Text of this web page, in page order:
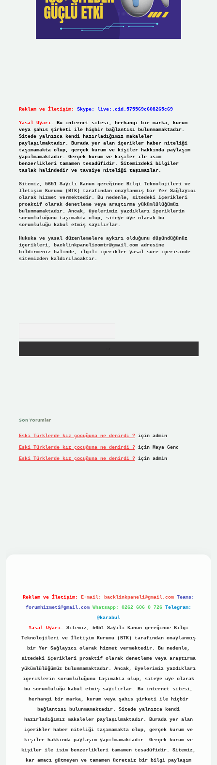
Reklam ve İletişim: Skype: live:.cid.575569c608265c69
Yasal Uyarı:
Bu internet sitesi, herhangi bir marka, kurum
veya şahıs şirketi ile hiçbir bağlantısı bulunmamaktadır.
Sitede yalnızca kendi hazırladığımız makaleler
paylaşılmaktadır. Burada yer alan içerikler haber niteliği
taşımamakta olup, gerçek kurum ve kişiler hakkında paylaşım
yapılmamaktadır. Gerçek kurum ve kişiler ile isim
benzerlikleri tamamen tesadüfidir. Sitemizdeki bilgiler
taslak halindedir ve tavsiye niteliği taşımazlar.
Sitemiz, 5651 Sayılı Kanun gereğince Bilgi Teknolojileri ve
İletişim Kurumu (BTK) tarafından onaylanmış bir Yer Sağlayıcı
olarak hizmet vermektedir. Bu nedenle, sitedeki içerikleri
proaktif olarak denetleme veya araştırma yükümlülüğümüz
bulunmamaktadır. Ancak, üyelerimiz yazdıkları içeriklerin
sorumluluğunu taşımakta olup, siteye üye olarak bu
sorumluluğu kabul etmiş sayılırlar.
Hukuka ve yasal düzenlemelere aykırı olduğunu düşündüğünüz
içerikleri, backlinkpanelicomtr@gmail.comadresine
bildirmeniz halinde, ilgili içerikler yasal süre içerisinde
sitemizden kaldırılacaktır.
Son Yorumlar
Eski Türklerde kız çocuğuna ne denirdi ?için admin
Eski Türklerde kız çocuğuna ne denirdi ?için Maya Genc
Eski Türklerde kız çocuğuna ne denirdi ?için admin
Reklam ve İletişim: E-mail: backlinkpaneli@gmail.com Teams:
forumhizmeti@gmail.com Whatsapp: 0262 606 0 726 Telegram:
@karabul
Yasal Uyarı:
Sitemiz, 5651 Sayılı Kanun gereğince Bilgi
Teknolojileri ve İletişim Kurumu (BTK) tarafından onaylanmış
bir Yer Sağlayıcı olarak hizmet vermektedir. Bu nedenle,
sitedeki içerikleri proaktif olarak denetleme veya araştırma
yükümlülüğümüz bulunmamaktadır. Ancak, üyelerimiz yazdıkları
içeriklerin sorumluluğunu taşımakta olup, siteye üye olarak
bu sorumluluğu kabul etmiş sayılırlar. Bu internet sitesi,
herhangi bir marka, kurum veya şahıs şirketi ile hiçbir
bağlantısı bulunmamaktadır. Sitede yalnızca kendi
hazırladığımız makaleler paylaşılmaktadır. Burada yer alan
içerikler haber niteliği taşımamakta olup, gerçek kurum ve
kişiler hakkında paylaşım yapılmamaktadır. Gerçek kurum ve
kişiler ile isim benzerlikleri tamamen tesadüfidir. Sitemiz,
kar amacı gütmeyen ve tamamen ücretsiz bir bilgi paylaşım